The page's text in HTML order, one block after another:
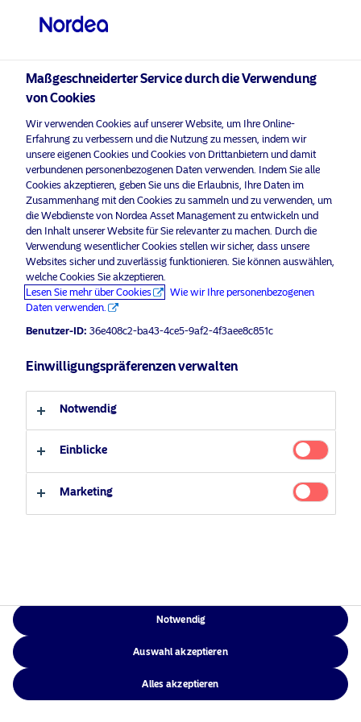
Bitte wählen Sie Ihr Anlegerprofil
aus
Land
Österreich
Sprache
Deutsch
Privater Anleger
Nordea Asset Management ist einer der größten Asset
Manager in den nordischen Ländern und verfügt über
eine globale Präsenz in Europa, Amerika und Asien.
Risikohinweise
Home
Über uns
Verantwortungsbewusste
Investments
News
Kontakt
Datenschutzerklärung
Zugänglichkeit
©2026 – Nordea Asset Management – alle Rechte vorbehalten
Maßgeschneiderter Service durch die Verwendung
von Cookies
Wir verwenden Cookies auf unserer Website, um Ihre Online-
Erfahrung zu verbessern und die Nutzung zu messen, indem wir
unsere eigenen Cookies und Cookies von Drittanbietern und damit
verbundenen personenbezogenen Daten verwenden. Indem Sie alle
Cookies akzeptieren, geben Sie uns die Erlaubnis, Ihre Daten im
Zusammenhang mit den Cookies zu sammeln und zu verwenden, um
die Webdienste von Nordea Asset Management zu entwickeln und
den Inhalt unserer Website für Sie relevanter zu machen. Durch die
Verwendung wesentlicher Cookies stellen wir sicher, dass unsere
Websites sicher und zuverlässig funktionieren. Sie können auswählen,
welche Cookies Sie akzeptieren.
Lesen Sie mehr über Cookies
Wie wir Ihre personenbezogenen
Daten verwenden.
Benutzer-ID: 36e408c2-ba43-4ce5-9af2-4f3aee8c851c
Einwilligungspräferenzen verwalten
Notwendig
Einblicke
Marketing
Notwendig
Auswahl akzeptieren
Alles akzeptieren